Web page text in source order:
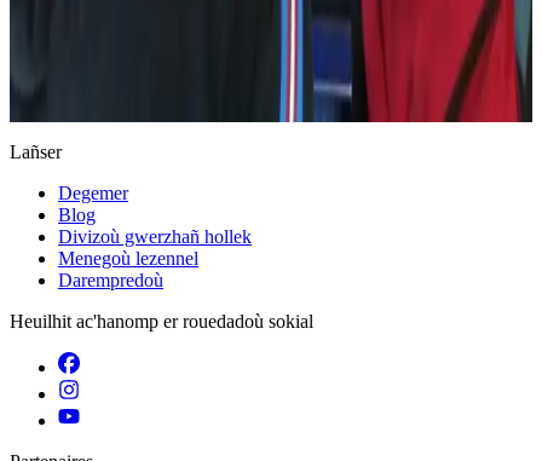
Lañser
Degemer
Blog
Divizoù gwerzhañ hollek
Menegoù lezennel
Darempredoù
Heuilhit ac'hanomp er rouedadoù sokial